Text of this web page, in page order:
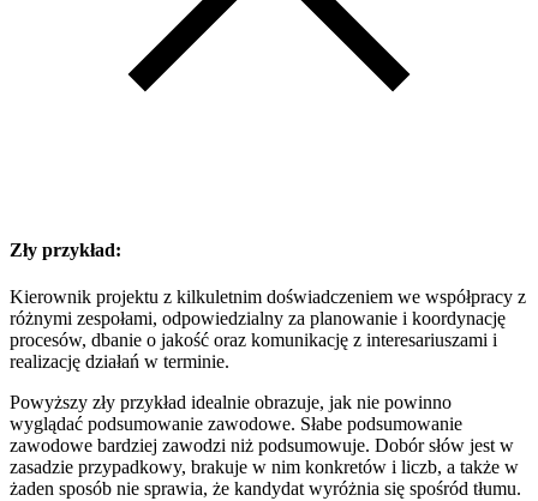
Zły przykład:
Kierownik projektu z kilkuletnim doświadczeniem we współpracy z
różnymi zespołami, odpowiedzialny za planowanie i koordynację
procesów, dbanie o jakość oraz komunikację z interesariuszami i
realizację działań w terminie.
Powyższy zły przykład idealnie obrazuje, jak nie powinno
wyglądać podsumowanie zawodowe. Słabe podsumowanie
zawodowe bardziej zawodzi niż podsumowuje. Dobór słów jest w
zasadzie przypadkowy, brakuje w nim konkretów i liczb, a także w
żaden sposób nie sprawia, że kandydat wyróżnia się spośród tłumu.